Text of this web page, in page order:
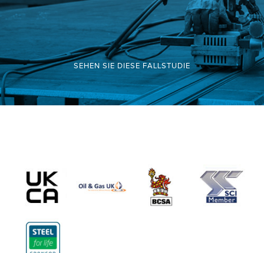
SEHEN SIE DIESE FALLSTUDIE